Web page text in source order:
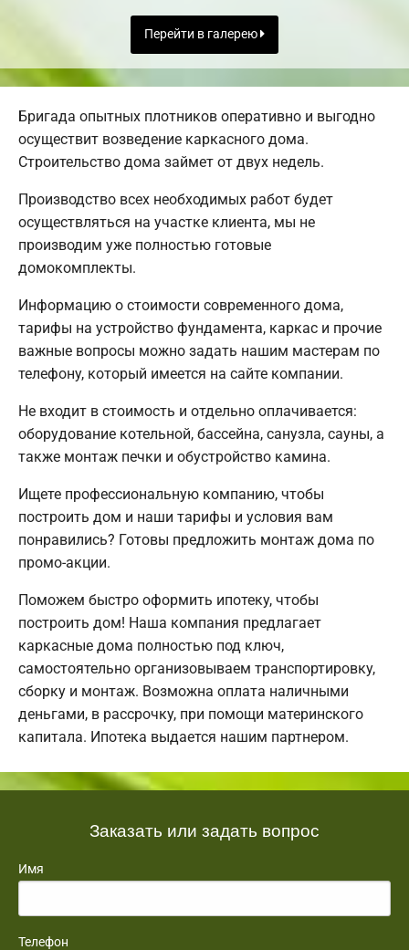
Перейти в галерею
Бригада опытных плотников оперативно и выгодно
осуществит возведение каркасного дома.
Строительство дома займет от двух недель.
Производство всех необходимых работ будет
осуществляться на участке клиента, мы не
производим уже полностью готовые
домокомплекты.
Информацию о стоимости современного дома,
тарифы на устройство фундамента, каркас и прочие
важные вопросы можно задать нашим мастерам по
телефону, который имеется на сайте компании.
Не входит в стоимость и отдельно оплачивается:
оборудование котельной, бассейна, санузла, сауны, а
также монтаж печки и обустройство камина.
Ищете профессиональную компанию, чтобы
построить дом и наши тарифы и условия вам
понравились? Готовы предложить монтаж дома по
промо-акции.
Поможем быстро оформить ипотеку, чтобы
построить дом! Наша компания предлагает
каркасные дома полностью под ключ,
самостоятельно организовываем транспортировку,
сборку и монтаж. Возможна оплата наличными
деньгами, в рассрочку, при помощи материнского
капитала. Ипотека выдается нашим партнером.
Заказать или задать вопрос
Имя
Телефон